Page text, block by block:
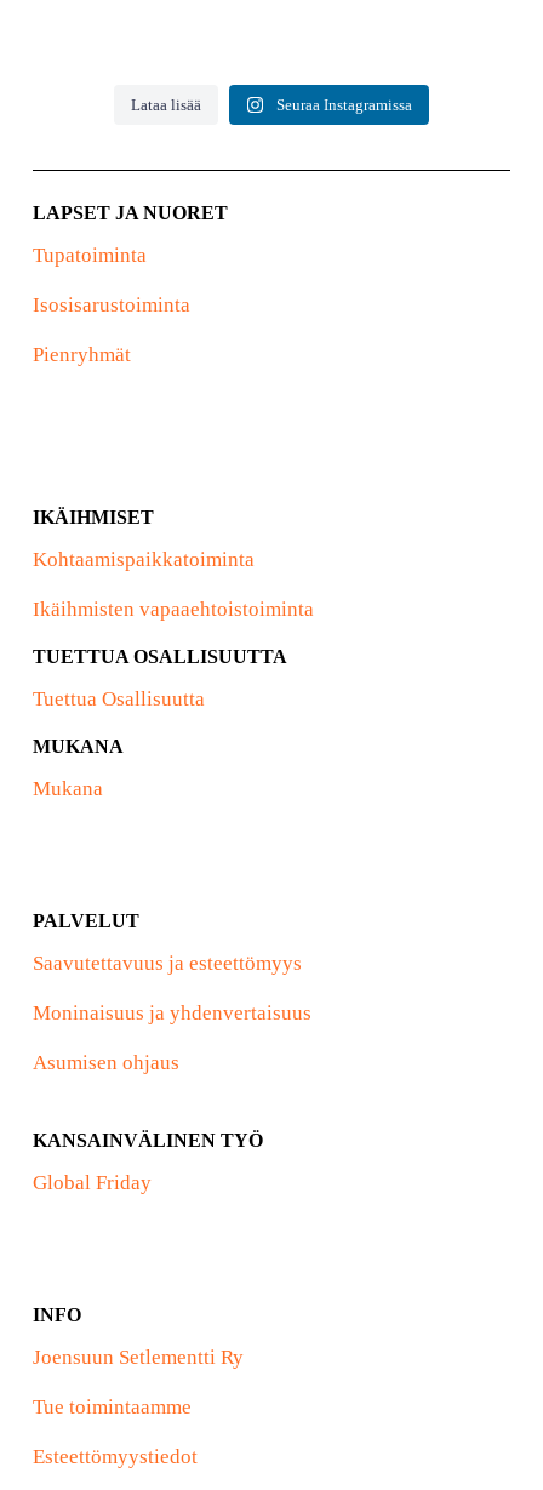
Lataa lisää Seuraa Instagramissa
LAPSET JA NUORET
Tupatoiminta
Isosisarustoiminta
Pienryhmät
IKÄIHMISET
Kohtaamispaikkatoiminta
Ikäihmisten vapaaehtoistoiminta
TUETTUA OSALLISUUTTA
Tuettua Osallisuutta
MUKANA
Mukana
PALVELUT
Saavutettavuus ja esteettömyys
Moninaisuus ja yhdenvertaisuus
Asumisen ohjaus
KANSAINVÄLINEN TYÖ
Global Friday
INFO
Joensuun Setlementti Ry
Tue toimintaamme
Esteettömyystiedot